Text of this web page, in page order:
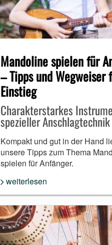
Mandoline spielen für
– Tipps und Wegweiser
Einstieg
Charakterstarkes
spezieller Anschlagtechnik
Kompakt und gut in der Hand
unsere Tipps zum Thema
spielen für Anfänger.
weiterlesen